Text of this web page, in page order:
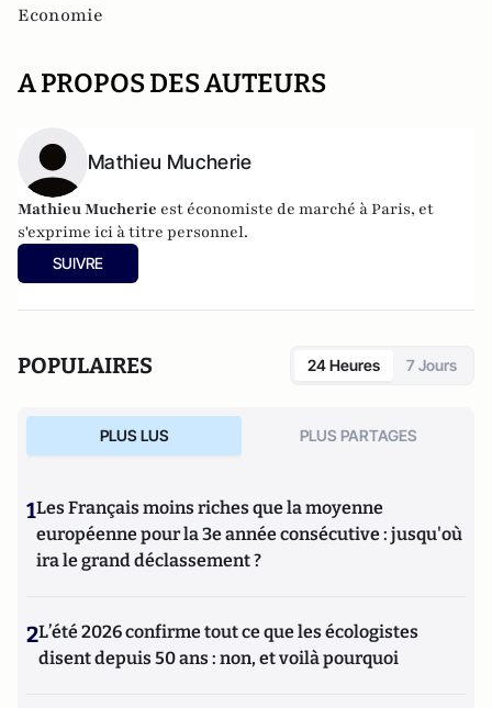
Economie
A PROPOS DES AUTEURS
Mathieu Mucherie
Mathieu Mucherie est économiste de marché à Paris, et
s'exprime ici à titre personnel.
SUIVRE
POPULAIRES 24 Heures 7 Jours
PLUS LUS PLUS PARTAGES
1Les Français moins riches que la moyenne
européenne pour la 3e année consécutive : jusqu'où
ira le grand déclassement ?
2L’été 2026 confirme tout ce que les écologistes
disent depuis 50 ans : non, et voilà pourquoi